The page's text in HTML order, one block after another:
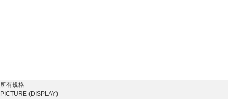
所有規格
PICTURE (DISPLAY)